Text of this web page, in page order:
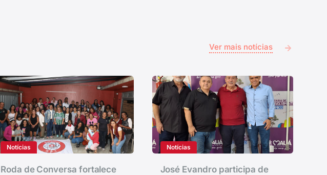
Ver mais notícias
Notícias
Roda de Conversa fortalece
Notícias
José Evandro participa de